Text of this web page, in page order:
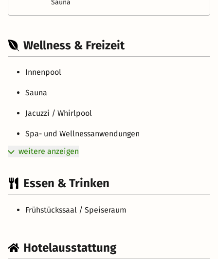
Sauna
Wellness & Freizeit
Innenpool
Sauna
Jacuzzi / Whirlpool
Spa- und Wellnessanwendungen
weitere anzeigen
Essen & Trinken
Frühstückssaal / Speiseraum
Hotelausstattung